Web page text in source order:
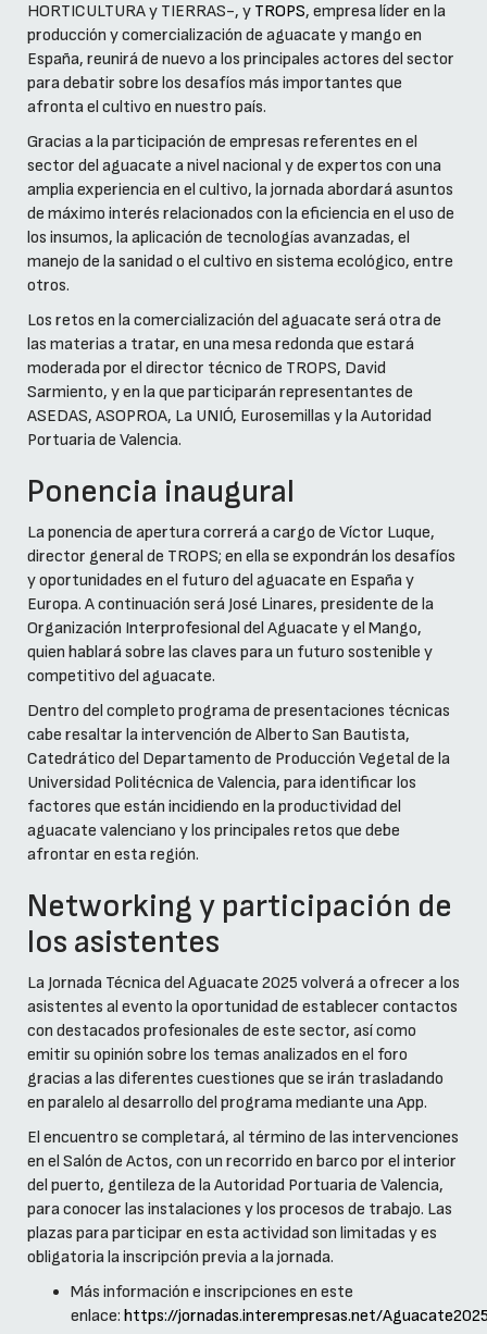
HORTICULTURA y TIERRAS-, y TROPS, empresa líder en la
producción y comercialización de aguacate y mango en
España, reunirá de nuevo a los principales actores del sector
para debatir sobre los desafíos más importantes que
afronta el cultivo en nuestro país.
Gracias a la participación de empresas referentes en el
sector del aguacate a nivel nacional y de expertos con una
amplia experiencia en el cultivo, la jornada abordará asuntos
de máximo interés relacionados con la eficiencia en el uso de
los insumos, la aplicación de tecnologías avanzadas, el
manejo de la sanidad o el cultivo en sistema ecológico, entre
otros.
Los retos en la comercialización del aguacate será otra de
las materias a tratar, en una mesa redonda que estará
moderada por el director técnico de TROPS, David
Sarmiento, y en la que participarán representantes de
ASEDAS, ASOPROA, La UNIÓ, Eurosemillas y la Autoridad
Portuaria de Valencia.
Ponencia inaugural
La ponencia de apertura correrá a cargo de Víctor Luque,
director general de TROPS; en ella se expondrán los desafíos
y oportunidades en el futuro del aguacate en España y
Europa. A continuación será José Linares, presidente de la
Organización Interprofesional del Aguacate y el Mango,
quien hablará sobre las claves para un futuro sostenible y
competitivo del aguacate.
Dentro del completo programa de presentaciones técnicas
cabe resaltar la intervención de Alberto San Bautista,
Catedrático del Departamento de Producción Vegetal de la
Universidad Politécnica de Valencia, para identificar los
factores que están incidiendo en la productividad del
aguacate valenciano y los principales retos que debe
afrontar en esta región.
Networking y participación de
los asistentes
La Jornada Técnica del Aguacate 2025 volverá a ofrecer a los
asistentes al evento la oportunidad de establecer contactos
con destacados profesionales de este sector, así como
emitir su opinión sobre los temas analizados en el foro
gracias a las diferentes cuestiones que se irán trasladando
en paralelo al desarrollo del programa mediante una App.
El encuentro se completará, al término de las intervenciones
en el Salón de Actos, con un recorrido en barco por el interior
del puerto, gentileza de la Autoridad Portuaria de Valencia,
para conocer las instalaciones y los procesos de trabajo. Las
plazas para participar en esta actividad son limitadas y es
obligatoria la inscripción previa a la jornada.
Más información e inscripciones en este
enlace: https://jornadas.interempresas.net/